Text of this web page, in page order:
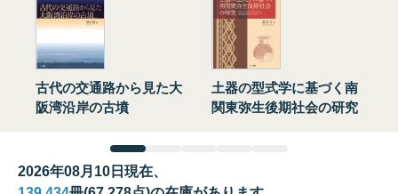
古代の交通路から見た大
阪湾沿岸の古墳
土器の型式学に基づく南
関東弥生後期社会の研究
2026年08月10日現在、